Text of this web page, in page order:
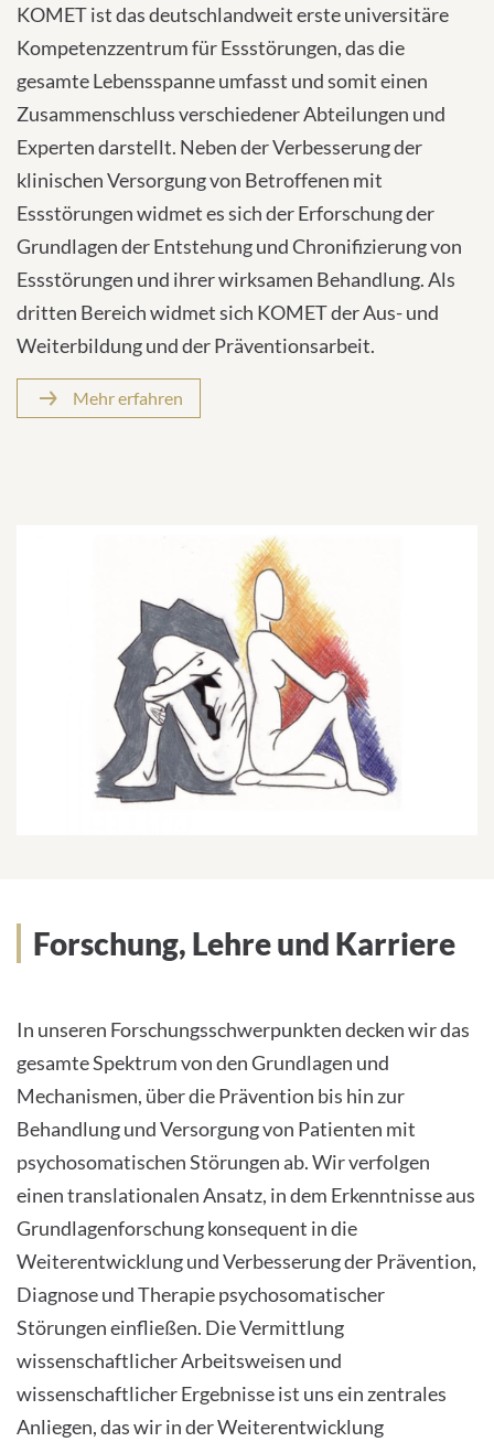
KOMET ist das deutschlandweit erste universitäre
Kompetenzzentrum für Essstörungen, das die
gesamte Lebensspanne umfasst und somit einen
Zusammenschluss verschiedener Abteilungen und
Experten darstellt. Neben der Verbesserung der
klinischen Versorgung von Betroffenen mit
Essstörungen widmet es sich der Erforschung der
Grundlagen der Entstehung und Chronifizierung von
Essstörungen und ihrer wirksamen Behandlung. Als
dritten Bereich widmet sich KOMET der Aus- und
Weiterbildung und der Präventionsarbeit.
Mehr erfahren
Forschung, Lehre und Karriere
In unseren Forschungsschwerpunkten decken wir das
gesamte Spektrum von den Grundlagen und
Mechanismen, über die Prävention bis hin zur
Behandlung und Versorgung von Patienten mit
psychosomatischen Störungen ab. Wir verfolgen
einen translationalen Ansatz, in dem Erkenntnisse aus
Grundlagenforschung konsequent in die
Weiterentwicklung und Verbesserung der Prävention,
Diagnose und Therapie psychosomatischer
Störungen einfließen. Die Vermittlung
wissenschaftlicher Arbeitsweisen und
wissenschaftlicher Ergebnisse ist uns ein zentrales
Anliegen, das wir in der Weiterentwicklung